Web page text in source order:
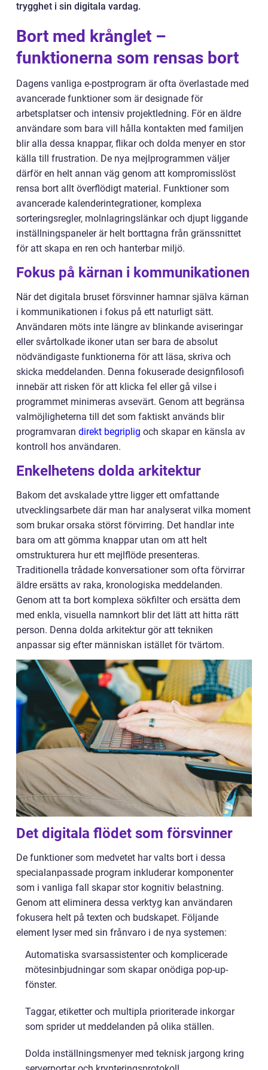
trygghet i sin digitala vardag.
Bort med krånglet –
funktionerna som rensas bort
Dagens vanliga e-postprogram är ofta överlastade med
avancerade funktioner som är designade för
arbetsplatser och intensiv projektledning. För en äldre
användare som bara vill hålla kontakten med familjen
blir alla dessa knappar, flikar och dolda menyer en stor
källa till frustration. De nya mejlprogrammen väljer
därför en helt annan väg genom att kompromisslöst
rensa bort allt överflödigt material. Funktioner som
avancerade kalenderintegrationer, komplexa
sorteringsregler, molnlagringslänkar och djupt liggande
inställningspaneler är helt borttagna från gränssnittet
för att skapa en ren och hanterbar miljö.
Fokus på kärnan i kommunikationen
När det digitala bruset försvinner hamnar själva kärnan
i kommunikationen i fokus på ett naturligt sätt.
Användaren möts inte längre av blinkande aviseringar
eller svårtolkade ikoner utan ser bara de absolut
nödvändigaste funktionerna för att läsa, skriva och
skicka meddelanden. Denna fokuserade designfilosofi
innebär att risken för att klicka fel eller gå vilse i
programmet minimeras avsevärt. Genom att begränsa
valmöjligheterna till det som faktiskt används blir
programvaran direkt begriplig och skapar en känsla av
kontroll hos användaren.
Enkelhetens dolda arkitektur
Bakom det avskalade yttre ligger ett omfattande
utvecklingsarbete där man har analyserat vilka moment
som brukar orsaka störst förvirring. Det handlar inte
bara om att gömma knappar utan om att helt
omstrukturera hur ett mejlflöde presenteras.
Traditionella trådade konversationer som ofta förvirrar
äldre ersätts av raka, kronologiska meddelanden.
Genom att ta bort komplexa sökfilter och ersätta dem
med enkla, visuella namnkort blir det lätt att hitta rätt
person. Denna dolda arkitektur gör att tekniken
anpassar sig efter människan istället för tvärtom.
Det digitala flödet som försvinner
De funktioner som medvetet har valts bort i dessa
specialanpassade program inkluderar komponenter
som i vanliga fall skapar stor kognitiv belastning.
Genom att eliminera dessa verktyg kan användaren
fokusera helt på texten och budskapet. Följande
element lyser med sin frånvaro i de nya systemen:
Automatiska svarsassistenter och komplicerade
mötesinbjudningar som skapar onödiga pop-up-
fönster.
Taggar, etiketter och multipla prioriterade inkorgar
som sprider ut meddelanden på olika ställen.
Dolda inställningsmenyer med teknisk jargong kring